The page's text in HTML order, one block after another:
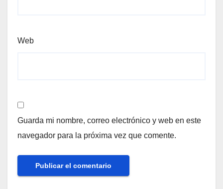
Web
Guarda mi nombre, correo electrónico y web en este
navegador para la próxima vez que comente.